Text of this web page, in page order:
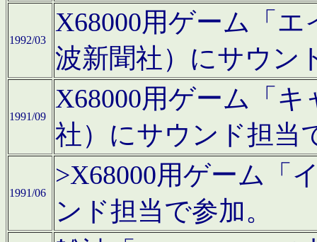
1992/03
X68000用ゲーム「
波新聞社）にサウン
1991/09
X68000用ゲーム「
社）にサウンド担当
1991/06
>X68000用ゲーム「
ンド担当で参加。